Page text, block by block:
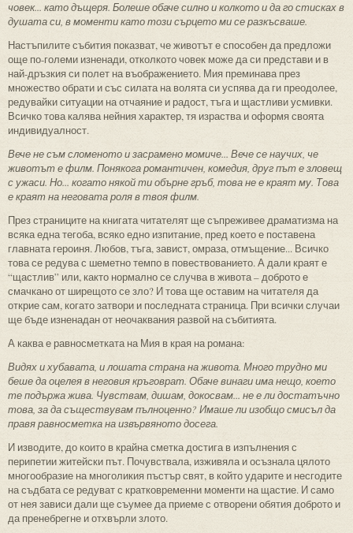
човек... като дъщеря. Болеше обаче силно и колкото и да го стисках в
душата си, в моменти като този сърцето ми се разкъсваше.
Настъпилите събития показват, че животът е способен да предложи
още по-големи изненади, отколкото човек може да си представи и в
най-дръзкия си полет на въображението. Мия преминава през
множество обрати и със силата на волята си успява да ги преодолее,
редувайки ситуации на отчаяние и радост, тъга и щастливи усмивки.
Всичко това калява нейния характер, тя израства и оформя своята
индивидуалност.
Вече не съм сломеното и засрамено момиче... Вече се научих, че
животът е филм. Понякога романтичен, комедия, друг път е зловещ
с ужаси. Но... когато някой ти обърне гръб, това не е краят му. Това
е краят на неговата роля в твоя филм.
През страниците на книгата читателят ще съпреживее драматизма на
всяка една тегоба, всяко едно изпитание, пред което е поставена
главната героиня. Любов, тъга, завист, омраза, отмъщение... Всичко
това се редува с шеметно темпо в повествованието. А дали краят е
“щастлив” или, както нормално се случва в живота – доброто е
смачкано от ширещото се зло? И това ще оставим на читателя да
открие сам, когато затвори и последната страница. При всички случаи
ще бъде изненадан от неочаквания развой на събитията.
А каква е равносметката на Мия в края на романа:
Видях и хубавата, и лошата страна на живота. Много трудно ми
беше да оцелея в неговия кръговрат. Обаче винаги има нещо, което
те подържа жива. Чувствам, дишам, докосвам... не е ли достатъчно
това, за да съществувам пълноценно? Имаше ли изобщо смисъл да
правя равносметка на извървяното досега.
И изводите, до които в крайна сметка достига в изпълнения с
перипетии житейски път. Почувствала, изживяла и осъзнала цялото
многообразие на многоликия пъстър свят, в който ударите и несгодите
на съдбата се редуват с кратковременни моменти на щастие. И само
от нея зависи дали ще съумее да приеме с отворени обятия доброто и
да пренебрегне и отхвърли злото.